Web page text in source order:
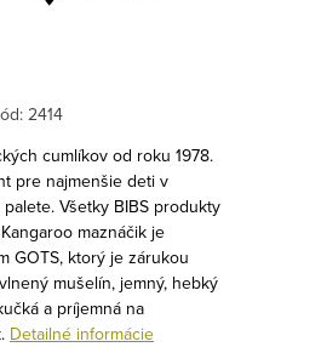
2414
cumlíkov od roku 1978.
pre najmenšie deti v
Všetky BIBS produkty
maznáčik je
GOTS, ktorý je zárukou
mušelín, jemný, hebký
a príjemná na
Detailné informácie